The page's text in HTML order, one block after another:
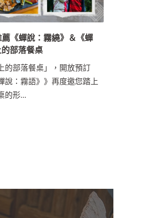
《蟬說：霧繞》＆《蟬
部落餐桌
的部落餐桌」，開放預訂
說：霧語》》再度邀您踏上
的形...